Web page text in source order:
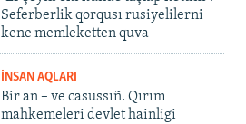
Seferberlik qorqusı rusiyelilerni
kene memleketten quva
İNSAN AQLARI
Bir an – ve casussıñ. Qırım
mahkemeleri devlet hainligi